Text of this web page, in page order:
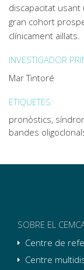
discapacitat
gran cohort
clínicament aïllats.
INVESTIGADOR
Mar Tintoré
ETIQUETES:
pronòstics,
bandes
SOBRE EL
Centre de
Centre